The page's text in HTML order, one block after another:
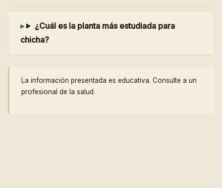
¿Cuál es la planta más estudiada para
chicha?
La información presentada es educativa. Consulte a un
profesional de la salud.